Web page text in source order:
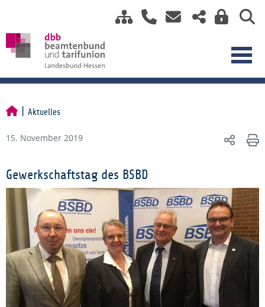
Aktuelles
15. November 2019
Gewerkschaftstag des BSBD